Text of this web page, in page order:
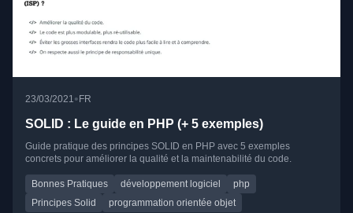
23/03/2021• FR
SOLID : Le guide en PHP (+ 5 exemples)
Guide pratique des principes SOLID en PHP avec 5 exemples
concrets pour améliorer la qualité et la maintenabilité du code.
Bonnes Pratiques développement logiciel
php
Principes Solid
programmation orientée objet